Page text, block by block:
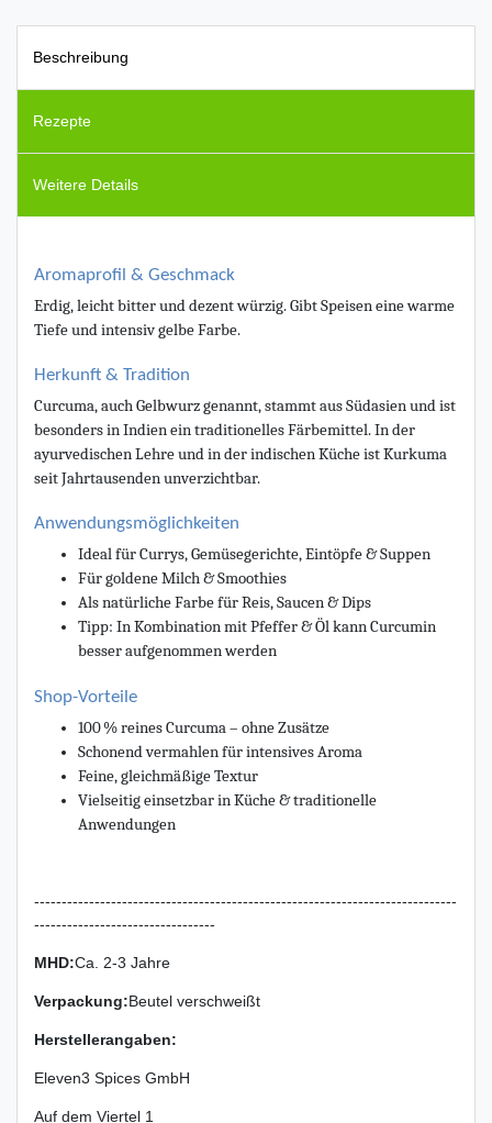
Beschreibung
Rezepte
Weitere Details
Aromaprofil & Geschmack
Erdig, leicht bitter und dezent würzig. Gibt Speisen eine warme
Tiefe und intensiv gelbe Farbe.
Herkunft & Tradition
Curcuma, auch Gelbwurz genannt, stammt aus Südasien und ist
besonders in Indien ein traditionelles Färbemittel. In der
ayurvedischen Lehre und in der indischen Küche ist Kurkuma
seit Jahrtausenden unverzichtbar.
Anwendungsmöglichkeiten
Ideal für Currys, Gemüsegerichte, Eintöpfe & Suppen
Für goldene Milch & Smoothies
Als natürliche Farbe für Reis, Saucen & Dips
Tipp: In Kombination mit Pfeffer & Öl kann Curcumin
besser aufgenommen werden
Shop-Vorteile
100 % reines Curcuma – ohne Zusätze
Schonend vermahlen für intensives Aroma
Feine, gleichmäßige Textur
Vielseitig einsetzbar in Küche & traditionelle
Anwendungen
-----------------------------------------------------------------------------
---------------------------------
MHD:Ca. 2-3 Jahre
Verpackung:Beutel verschweißt
Herstellerangaben:
Eleven3 Spices GmbH
Auf dem Viertel 1